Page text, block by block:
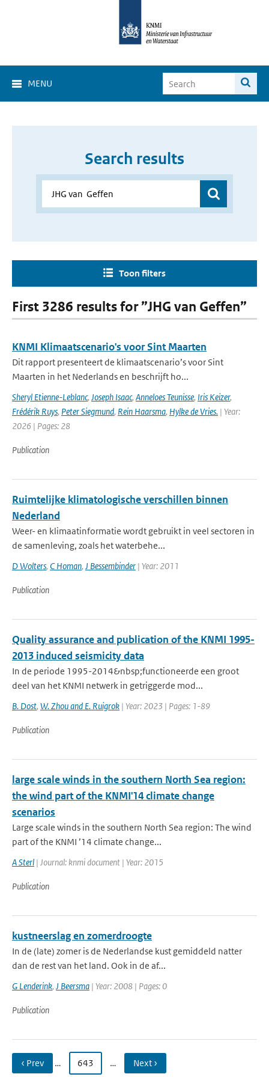
MENU
Search results
Toon filters
First 3286 results for ”JHG van Geffen”
KNMI Klimaatscenario's voor Sint Maarten
Dit rapport presenteert de klimaatscenario’s voor Sint
Maarten in het Nederlands en beschrijft ho...
Sheryl Etienne-Leblanc, Joseph Isaac, Anneloes Teunisse, Iris Keizer,
Frédérik Ruys, Peter Siegmund, Rein Haarsma, Hylke de Vries. | Year:
2026 | Pages: 28
Publication
Ruimtelijke klimatologische verschillen binnen
Nederland
Weer- en klimaatinformatie wordt gebruikt in veel sectoren in
de samenleving, zoals het waterbehe...
D Wolters, C Homan, J Bessembinder | Year: 2011
Publication
Quality assurance and publication of the KNMI 1995-
2013 induced seismicity data
In de periode 1995-2014&nbsp;functioneerde een groot
deel van het KNMI netwerk in getriggerde mod...
B. Dost, W. Zhou and E. Ruigrok | Year: 2023 | Pages: 1-89
Publication
large scale winds in the southern North Sea region:
the wind part of the KNMI'14 climate change
scenarios
Large scale winds in the southern North Sea region: The wind
part of the KNMI ’14 climate change...
A Sterl | Journal: knmi document | Year: 2015
Publication
kustneerslag en zomerdroogte
In de (late) zomer is de Nederlandse kust gemiddeld natter
dan de rest van het land. Ook in de af...
G Lenderink, J Beersma | Year: 2008 | Pages: 0
Publication
‹ Prev … 643 … Next ›